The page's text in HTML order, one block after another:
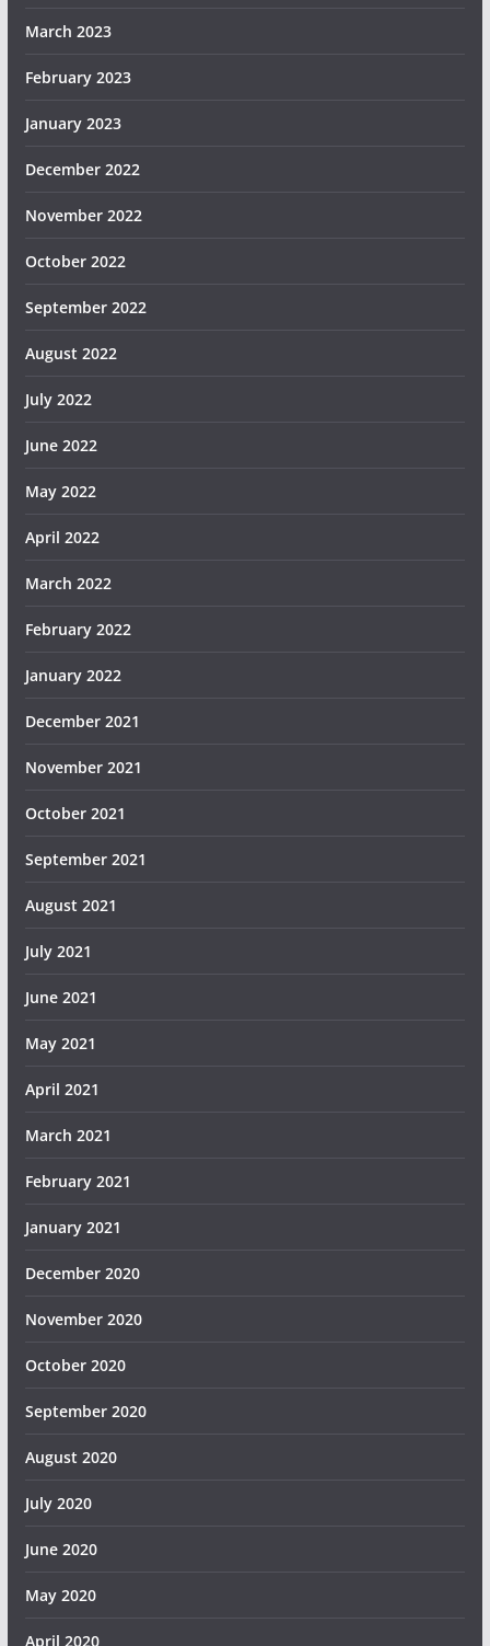
March 2023
February 2023
January 2023
December 2022
November 2022
October 2022
September 2022
August 2022
July 2022
June 2022
May 2022
April 2022
March 2022
February 2022
January 2022
December 2021
November 2021
October 2021
September 2021
August 2021
July 2021
June 2021
May 2021
April 2021
March 2021
February 2021
January 2021
December 2020
November 2020
October 2020
September 2020
August 2020
July 2020
June 2020
May 2020
April 2020